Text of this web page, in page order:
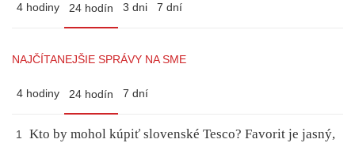
4 hodiny 24 hodín 3 dni 7 dní
NAJČÍTANEJŠIE SPRÁVY NA SME
4 hodiny 24 hodín 7 dní
1
Kto by mohol kúpiť slovenské Tesco? Favorit je jasný,